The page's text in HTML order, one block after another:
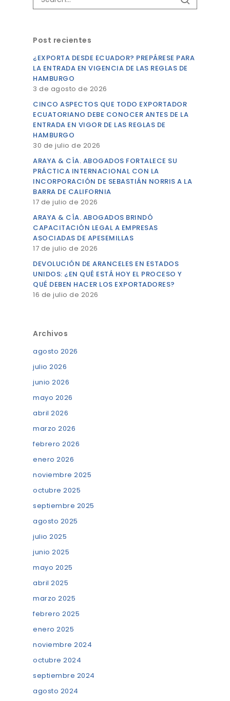
Post recientes
¿EXPORTA DESDE ECUADOR? PREPÁRESE PARA
LA ENTRADA EN VIGENCIA DE LAS REGLAS DE
HAMBURGO
3 de agosto de 2026
CINCO ASPECTOS QUE TODO EXPORTADOR
ECUATORIANO DEBE CONOCER ANTES DE LA
ENTRADA EN VIGOR DE LAS REGLAS DE
HAMBURGO
30 de julio de 2026
ARAYA & CÍA. ABOGADOS FORTALECE SU
PRÁCTICA INTERNACIONAL CON LA
INCORPORACIÓN DE SEBASTIÁN NORRIS A LA
BARRA DE CALIFORNIA
17 de julio de 2026
ARAYA & CÍA. ABOGADOS BRINDÓ
CAPACITACIÓN LEGAL A EMPRESAS
ASOCIADAS DE APESEMILLAS
17 de julio de 2026
DEVOLUCIÓN DE ARANCELES EN ESTADOS
UNIDOS: ¿EN QUÉ ESTÁ HOY EL PROCESO Y
QUÉ DEBEN HACER LOS EXPORTADORES?
16 de julio de 2026
Archivos
agosto 2026
julio 2026
junio 2026
mayo 2026
abril 2026
marzo 2026
febrero 2026
enero 2026
noviembre 2025
octubre 2025
septiembre 2025
agosto 2025
julio 2025
junio 2025
mayo 2025
abril 2025
marzo 2025
febrero 2025
enero 2025
noviembre 2024
octubre 2024
septiembre 2024
agosto 2024